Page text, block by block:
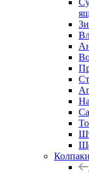
Колпаки